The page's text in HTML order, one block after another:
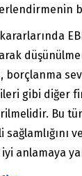
gibi diğer
Bu
anlamaya